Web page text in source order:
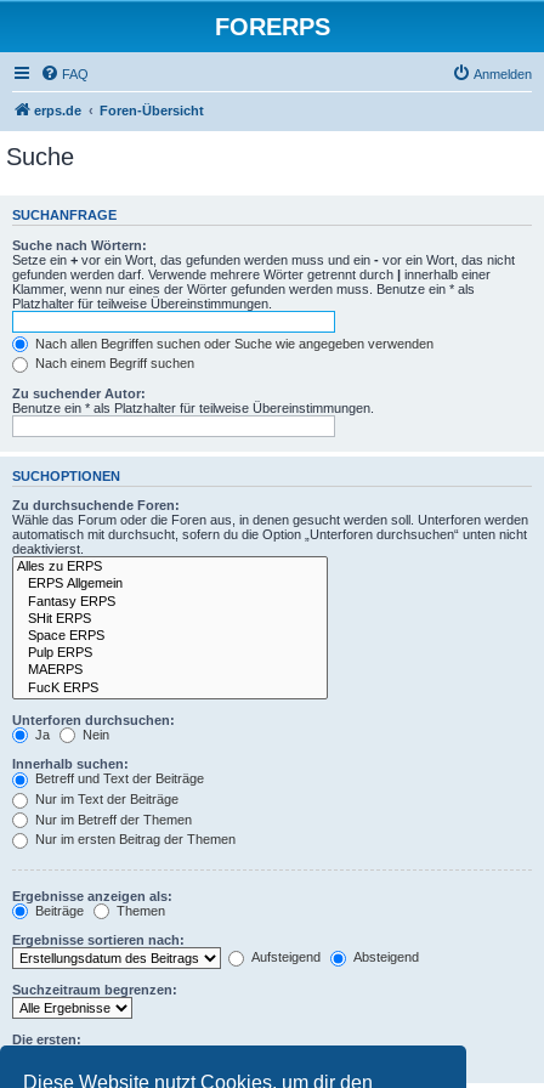
Diese Website nutzt Cookies, um dir den
FORERPS
FAQ Anmelden
erps.de Foren-Übersicht
Suche
SUCHANFRAGE
Suche nach Wörtern:
Setze ein + vor ein Wort, das gefunden werden muss und ein - vor ein Wort, das nicht
gefunden werden darf. Verwende mehrere Wörter getrennt durch | innerhalb einer
Klammer, wenn nur eines der Wörter gefunden werden muss. Benutze ein * als
Platzhalter für teilweise Übereinstimmungen.
Nach allen Begriffen suchen oder Suche wie angegeben verwenden
Nach einem Begriff suchen
Zu suchender Autor:
Benutze ein * als Platzhalter für teilweise Übereinstimmungen.
SUCHOPTIONEN
Zu durchsuchende Foren:
Wähle das Forum oder die Foren aus, in denen gesucht werden soll. Unterforen werden
automatisch mit durchsucht, sofern du die Option „Unterforen durchsuchen“ unten nicht
deaktivierst.
Unterforen durchsuchen:
Ja
Nein
Innerhalb suchen:
Betreff und Text der Beiträge
Nur im Text der Beiträge
Nur im Betreff der Themen
Nur im ersten Beitrag der Themen
Ergebnisse anzeigen als:
Beiträge
Themen
Ergebnisse sortieren nach:
Aufsteigend
Absteigend
Suchzeitraum begrenzen:
Die ersten: